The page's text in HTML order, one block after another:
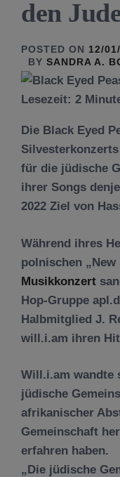
den
POSTED ON 12/
BY SANDRA A.
Lesezeit: 2
Die Black Eyed
für die jüdische
ihrer Songs
2022 Ziel von
Während ihres
polnischen „New
Musikkonzert
Hop-Gruppe
Halbmitglied J.
will.i.am ihren Hit
Will.i.am wandte
jüdische
afrikanischer
Gemeinschaft
erfahren haben.
„Die jüdische